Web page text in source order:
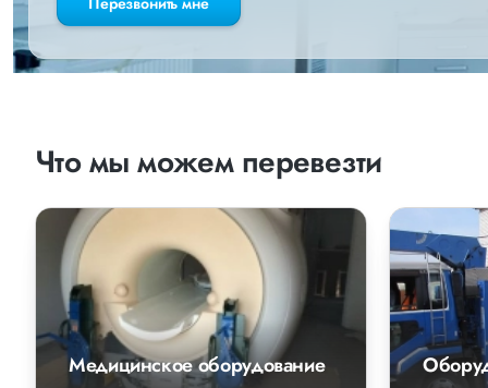
Что мы можем перевезти
Медицинское оборудование